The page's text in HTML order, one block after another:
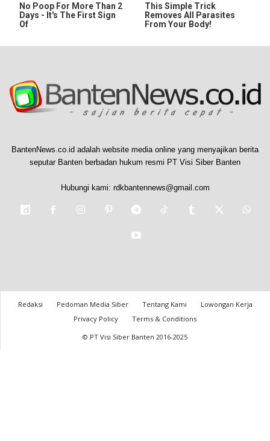
No Poop For More Than 2
Days - It's The First Sign
Of
This Simple Trick
Removes All Parasites
From Your Body!
BantenNews.co.id adalah website media online yang menyajikan berita
seputar Banten berbadan hukum resmi PT Visi Siber Banten
Hubungi kami: rdkbantennews@gmail.com
Redaksi Pedoman Media Siber Tentang Kami
Lowongan Kerja
Privacy Policy
Terms & Conditions
© PT Visi Siber Banten 2016-2025